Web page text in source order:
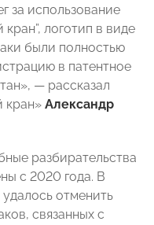
за использование
логотип в виде
были полностью
в патентное
— рассказал
кран» Александр
разбирательства
с 2020 года. В
отменить
связанных с